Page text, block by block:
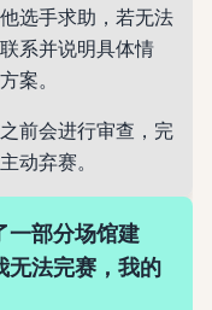
选手求助，若无法
系并说明具体情
案。
前会进行审查，完
动弃赛。
一部分场馆建
无法完赛，我的